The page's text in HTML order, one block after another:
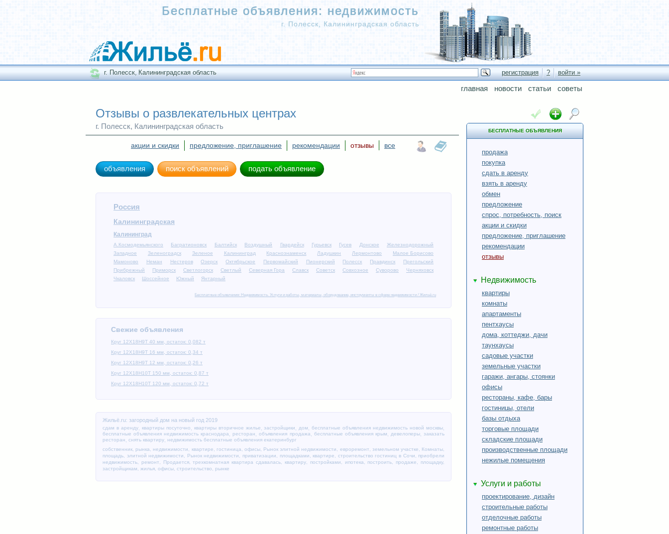
р
о
п
к
Бесплатные объявления: недвижимость
г. Полесск, Калининградская область
г. Полесск, Калининградская область регистрация ? войти »
главная новости статьи советы
Отзывы о развлекательных центрах
г. Полесск, Калининградская область
акции и скидки предложение, приглашение рекомендации отзывы все
объявления поиск объявлений подать объявление
Россия
Калининградская
Калининград
А.Космодемьянского Багратионовск Балтийск Воздушный Гвардейск Гурьевск Гусев Донское
Железнодорожный
Западное
Зеленоградск Зеленое Калининград Краснознаменск Ладушкин Лермонтово
Малое Борисово
Мамоново
Неман Нестеров Озерск Октябрьское Первомайский Пионерский Полесск Правдинск
Прегольский
Прибрежный
Приморск Светлогорск Светлый Северная Гора Славск Советск Совхозное Суворово
Черняховск
Чкаловск
Шоссейное Южный Янтарный
Бесплатные объявления: Недвижимость. Услуги и работы, материалы, оборудование, инструменты в сфере недвижимости / Жильё.ru
Свежие объявления
Круг 12Х18Н9Т 40 мм, остаток: 0,082 т
Круг 12Х18Н9Т 16 мм, остаток: 0,34 т
Круг 12Х18Н9Т 12 мм, остаток: 0,26 т
Круг 12Х18Н10Т 150 мм, остаток: 0,87 т
Круг 12Х18Н10Т 120 мм, остаток: 0,72 т
Жильё.ru: загородный дом на новый год 2019
сдам в аренду, квартиры посуточно квартиры вторичное жилье ,застройщики ,дом ,бесплатные объявления недвижимость новой москвы
бесплатные объявления недвижимость краснодара
,ресторан ,объявления продажа, бесплатные объявления крым девелоперы,заказать
ресторан
снять квартиру
недвижимость бесплатные объявления екатеринбург
собственник ,рынка недвижимости квартире гостиница офисы, Рынок элитной недвижимости евроремонт земельном участке Комнаты
площадь
элитной недвижимости Рынок недвижимости приватизации площадками ,квартире строительство гостиниц в Сочи
приобрели
недвижимость
ремонт Продается,трехкомнатная квартира сдавалась квартиру, постройками ипотека построить продаже
площадку,
застройщикам
жилья офисы, строительство рынке
БЕСПЛАТНЫЕ ОБЪЯВЛЕНИЯ
продажа
покупка
сдать в аренду
взять в аренду
обмен
предложение
спрос, потребность, поиск
акции и скидки
предложение, приглашение
рекомендации
отзывы
Недвижимость
квартиры
комнаты
апартаменты
пентхаусы
дома, коттеджи, дачи
таунхаусы
садовые участки
земельные участки
гаражи, ангары, стоянки
офисы
рестораны, кафе, бары
гостиницы, отели
базы отдыха
торговые площади
складские площади
производственные площади
нежилые помещения
Услуги и работы
проектирование, дизайн
строительные работы
отделочные работы
ремонтные работы